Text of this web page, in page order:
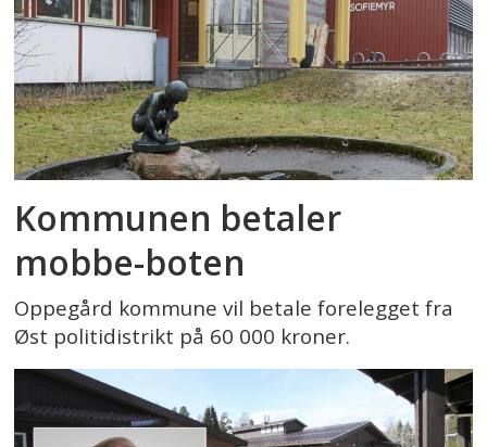
Kommunen betaler
mobbe-boten
Oppegård kommune vil betale forelegget fra
Øst politidistrikt på 60 000 kroner.